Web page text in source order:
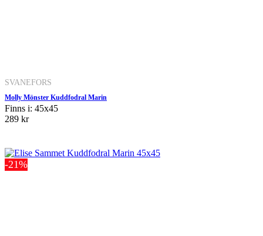
SVANEFORS
Molly Mönster Kuddfodral Marin
Finns i: 45x45
289 kr
-21%